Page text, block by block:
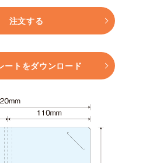
注文する
ートをダウンロード